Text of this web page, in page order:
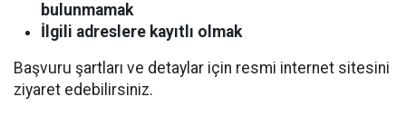
bulunmamak
İlgili adreslere kayıtlı olmak
Başvuru şartları ve detaylar için resmi internet sitesini
ziyaret edebilirsiniz.